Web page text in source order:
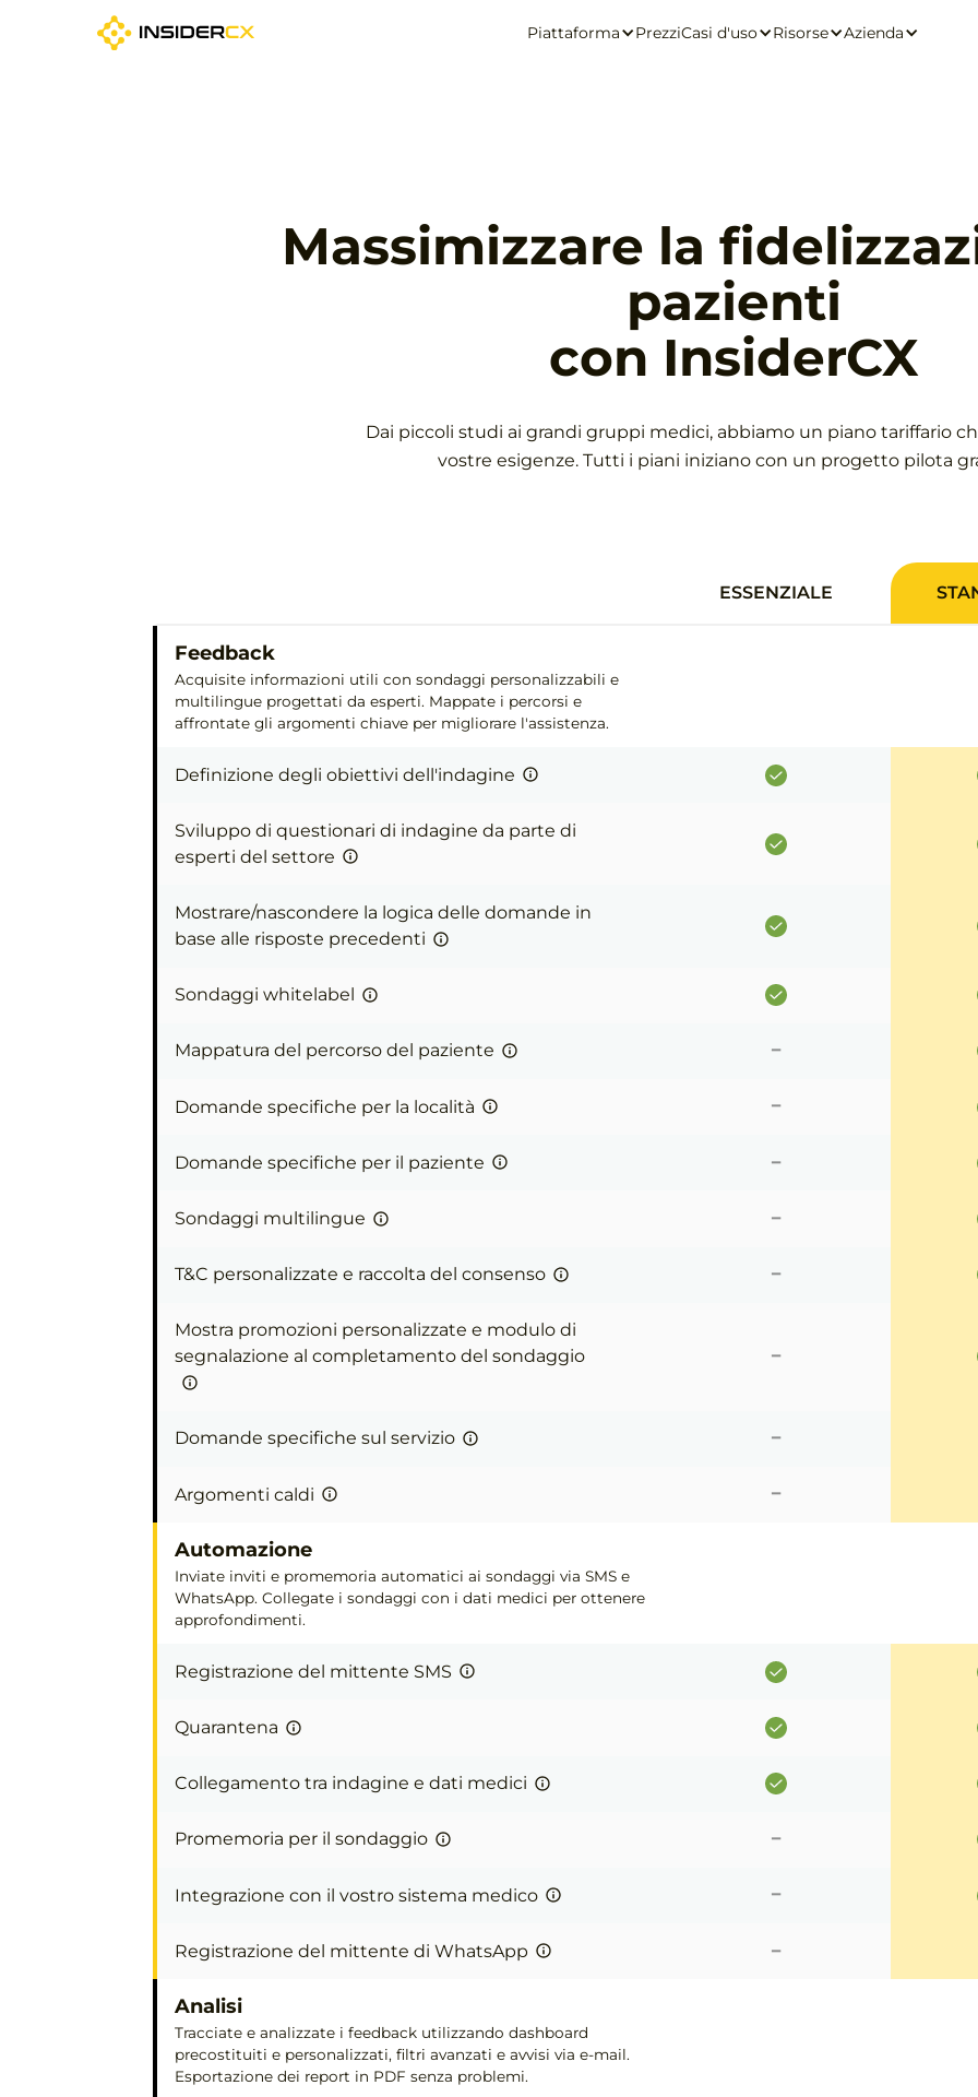
Piattaforma PrezziCasi d'uso Risorse Azienda
Massimizzare la
pazienti
con InsiderCX
Dai piccoli studi ai grandi gruppi medici, abbiamo un piano tariffario
vostre esigenze. Tutti i piani iniziano con un progetto pilota
ESSENZIALE
Feedback
Acquisite informazioni utili con sondaggi personalizzabili e
multilingue progettati da esperti. Mappate i percorsi e
affrontate gli argomenti chiave per migliorare l'assistenza.
Definizione degli obiettivi dell'indagine
Sviluppo di questionari di indagine da parte di
esperti del settore
Mostrare/nascondere la logica delle domande in
base alle risposte precedenti
Sondaggi whitelabel
Mappatura del percorso del paziente -
Domande specifiche per la località -
Domande specifiche per il paziente -
Sondaggi multilingue -
T&C personalizzate e raccolta del consenso -
Mostra promozioni personalizzate e modulo di
segnalazione al completamento del sondaggio
-
Domande specifiche sul servizio -
Argomenti caldi -
Automazione
Inviate inviti e promemoria automatici ai sondaggi via SMS e
WhatsApp. Collegate i sondaggi con i dati medici per ottenere
approfondimenti.
Registrazione del mittente SMS
Quarantena
Collegamento tra indagine e dati medici
Promemoria per il sondaggio -
Integrazione con il vostro sistema medico -
Registrazione del mittente di WhatsApp -
Analisi
Tracciate e analizzate i feedback utilizzando dashboard
precostituiti e personalizzati, filtri avanzati e avvisi via e-mail.
Esportazione dei report in PDF senza problemi.